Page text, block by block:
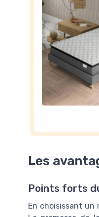
Les
Points forts
En choisissant un